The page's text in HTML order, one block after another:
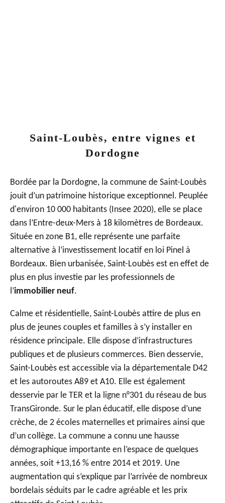
Saint-Loubès, entre vignes et
Dordogne
Bordée par la Dordogne, la commune de Saint-Loubès
jouit d’un patrimoine historique exceptionnel. Peuplée
d'environ 10 000 habitants (Insee 2020), elle se place
dans l’Entre-deux-Mers à 18 kilomètres de Bordeaux.
Située en zone B1, elle représente une parfaite
alternative à l’investissement locatif en loi Pinel à
Bordeaux. Bien urbanisée, Saint-Loubès est en effet de
plus en plus investie par les professionnels de
l’immobilier neuf.
Calme et résidentielle, Saint-Loubès attire de plus en
plus de jeunes couples et familles à s’y installer en
résidence principale. Elle dispose d’infrastructures
publiques et de plusieurs commerces. Bien desservie,
Saint-Loubès est accessible via la départementale D42
et les autoroutes A89 et A10. Elle est également
desservie par le TER et la ligne n°301 du réseau de bus
TransGironde. Sur le plan éducatif, elle dispose d’une
crèche, de 2 écoles maternelles et primaires ainsi que
d’un collège. La commune a connu une hausse
démographique importante en l’espace de quelques
années, soit +13,16 % entre 2014 et 2019. Une
augmentation qui s’explique par l’arrivée de nombreux
bordelais séduits par le cadre agréable et les prix